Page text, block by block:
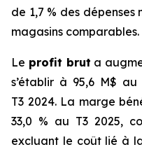
de 1,7 % des
magasins comparables.
Le profit brut a
s’établir à 95,6 M$
T3 2024. La marge
33,0 % au T3 2025,
excluant le coût lié à